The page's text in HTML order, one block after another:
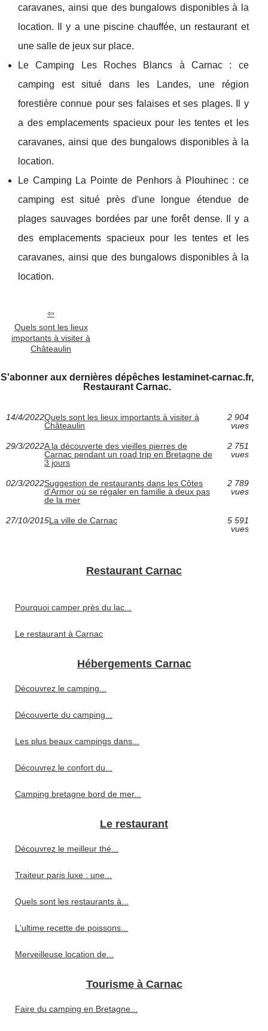
caravanes, ainsi que des bungalows disponibles à la
location. Il y a une piscine chauffée, un restaurant et
une salle de jeux sur place.
Le Camping Les Roches Blancs à Carnac : ce
camping est situé dans les Landes, une région
forestière connue pour ses falaises et ses plages. Il y
a des emplacements spacieux pour les tentes et les
caravanes, ainsi que des bungalows disponibles à la
location.
Le Camping La Pointe de Penhors à Plouhinec : ce
camping est situé près d'une longue étendue de
plages sauvages bordées par une forêt dense. Il y a
des emplacements spacieux pour les tentes et les
caravanes, ainsi que des bungalows disponibles à la
location.
Quels sont les lieux
importants à visiter à
Châteaulin
S'abonner aux dernières dépêches lestaminet-carnac.fr,
Restaurant Carnac.
14/4/2022Quels sont les lieux importants à visiter à
Châteaulin
2 904
vues
29/3/2022A la découverte des vieilles pierres de
Carnac pendant un road trip en Bretagne de
3 jours
2 751
vues
02/3/2022Suggestion de restaurants dans les Côtes
d'Armor où se régaler en famille à deux pas
de la mer
2 789
vues
27/10/2015La ville de Carnac
5 591
vues
Restaurant Carnac
Pourquoi camper près du lac...
Le restaurant à Carnac
Hébergements Carnac
Découvrez le camping...
Découverte du camping...
Les plus beaux campings dans...
Découvrez le confort du...
Camping bretagne bord de mer...
Le restaurant
Découvrez le meilleur thé...
Traiteur paris luxe : une...
Quels sont les restaurants à...
L'ultime recette de poissons...
Merveilleuse location de...
Tourisme à Carnac
Faire du camping en Bretagne...